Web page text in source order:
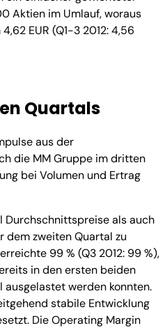
Aktien im Umlauf, woraus
EUR (Q1-3 2012: 4,56
Quartals
aus der
die MM Gruppe im dritten
bei Volumen und Ertrag
Durchschnittspreise als auch
dem zweiten Quartal zu
99 % (Q3 2012: 99 %),
in den ersten beiden
werden konnten.
stabile Entwicklung
Die Operating Margin